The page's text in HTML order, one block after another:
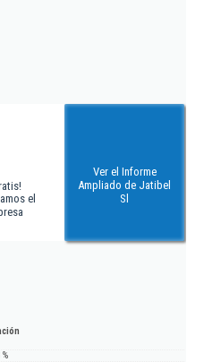
el
Ver el Informe
Ampliado de Jatibel
Sl
%